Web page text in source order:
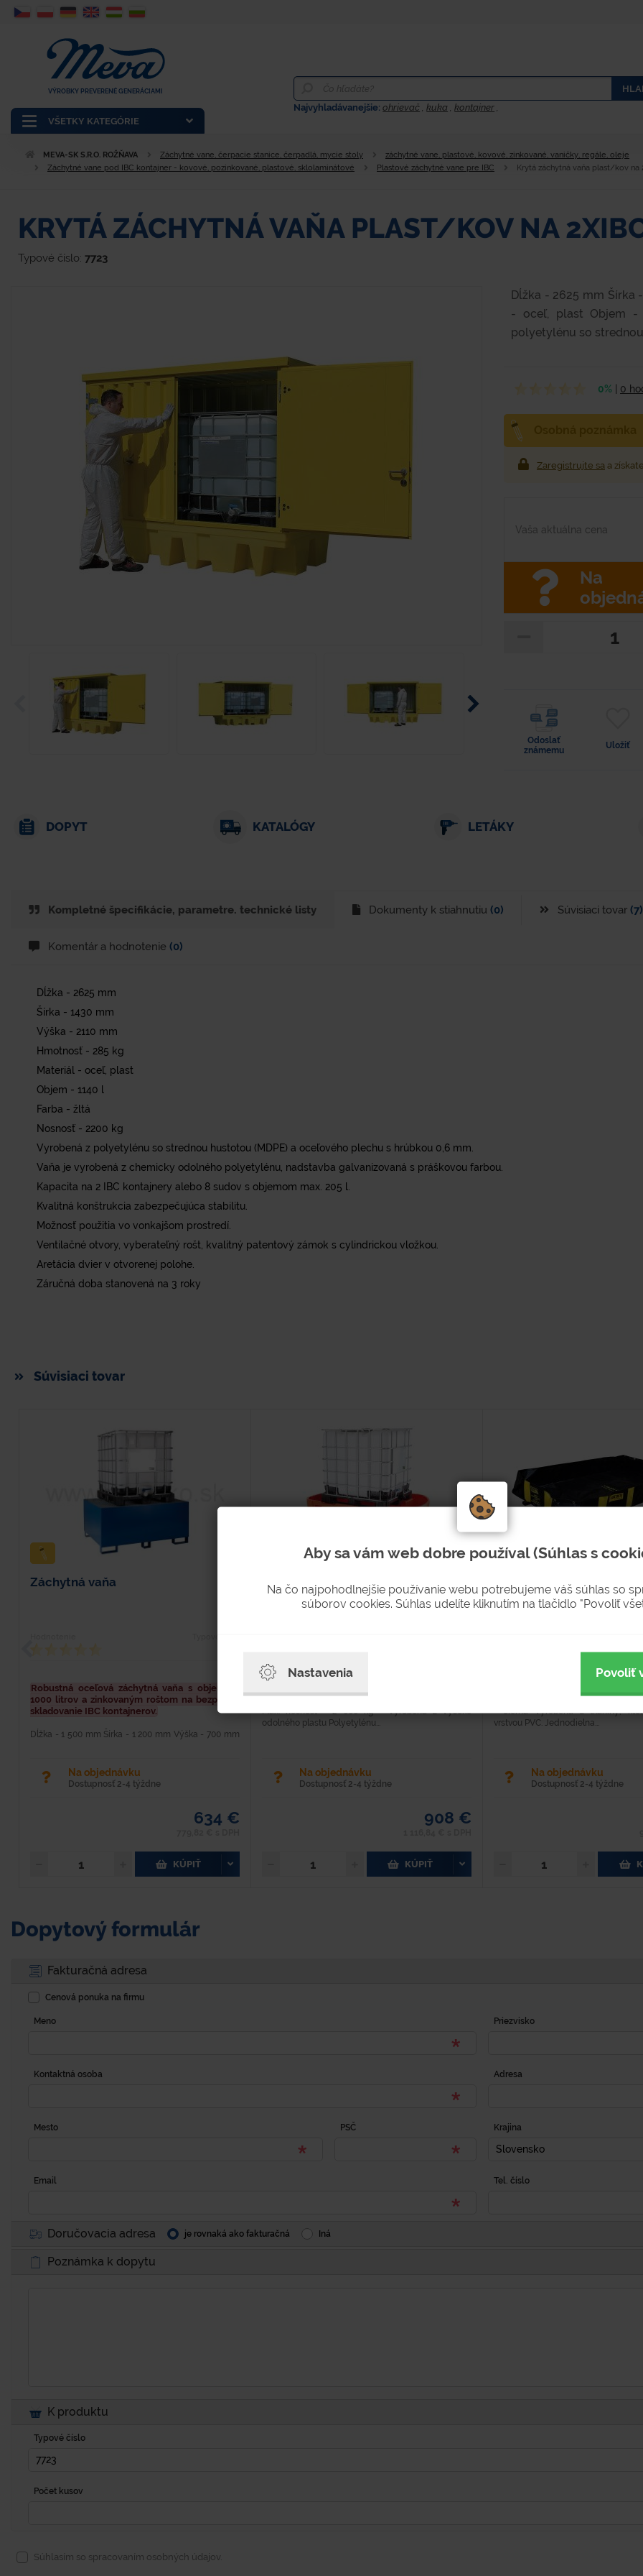
VŠETKY KATEGÓRIE
VÝROBKY PREVERENÉ GENERÁCIAMI
Najvyhladávanejšie:ohrievač ,kuka ,kontajner ,
MEVA-SK S.R.O. ROŽŇAVA Záchytné vane, čerpacie stanice, čerpadlá, mycie stoly
záchytné vane, plastové, kovové, zinkované, vaničky, regále, oleje
Záchytné vane pod IBC kontajner - kovové, pozinkované, plastové, sklolaminátové
Plastové záchytné vane pre IBC Krytá záchytná vaňa plast/kov na
KRYTÁ ZÁCHYTNÁ VAŇA PLAST/KOV NA
Typové číslo: 7723
Dĺžka - 2625 mm Šírka
- oceľ, plast Objem -
polyetylénu so
0% 0
Zaregistrujte sa a
Vaša aktuálna cena
Na
Odoslať
známemu
Uložiť
DOPYT KATALÓGY LETÁKY
Kompletné špecifikácie, parametre. technické listy Dokumenty k stiahnutiu (0) Súvisiaci tovar (7)
Komentár a hodnotenie (0)
Dĺžka - 2625 mm
Šírka - 1430 mm
Výška - 2110 mm
Hmotnosť - 285 kg
Materiál - oceľ, plast
Objem - 1140 l
Farba - žltá
Nosnosť - 2200 kg
Vyrobená z polyetylénu so strednou hustotou (MDPE) a oceľového plechu s hrúbkou 0,6 mm.
Vaňa je vyrobená z chemicky odolného polyetylénu, nadstavba galvanizovaná s práškovou farbou.
Kapacita na 2 IBC kontajnery alebo 8 sudov s objemom max. 205 l.
Kvalitná konštrukcia zabezpečujúca stabilitu.
Možnosť použitia vo vonkajšom prostredí.
Ventilačné otvory, vyberateľný rošt, kvalitný patentový zámok s cylindrickou vložkou.
Aretácia dvier v otvorenej polohe.
Záručná doba stanovená na 3 roky
Súvisiaci tovar
Záchytná vaňa
Robustná oceľová záchytná vaňa s objemom
1000 litrov a zinkovaným roštom na bezpečné
skladovanie IBC kontajnerov.
Dĺžka - 1 500 mm Šírka - 1 200 mm Výška - 700 mm
500 kg Objem - 1 000...
Na objednávku
Dostupnosť 2-4 týždne
634 €
KÚPIŤ
Záchytná vaňa
Max. nosnosť - 2 000 kg - Vyrobená z vysoko
odolného plastu Polyetylénu...
Na objednávku
Dostupnosť 2-4 týždne
908 €
KÚPIŤ
Flexi záchytná vaňa
- čierna Vyrobená z tkaniny,
vrstvou PVC. Jednodielna...
Na objednávku
Dostupnosť 2-4 týždne
Dopytový formulár
Fakturačná adresa
Cenová ponuka na firmu
Meno Priezvisko
Kontaktná osoba Adresa
Mesto PSČ Krajina
Slovensko
Email Tel. číslo
Doručovacia adresa je rovnaká ako fakturačná Iná
Poznámka k dopytu
K produktu
Typové číslo
Počet kusov
Súhlasím so spracovaním osobných údajov.
Aby sa vám web dobre používal (Súhlas s
Na čo najpohodlnejšie používanie webu potrebujeme váš súhlas so
súborov cookies. Súhlas udelíte kliknutím na tlačidlo "Povoliť
Nastavenia Povoliť